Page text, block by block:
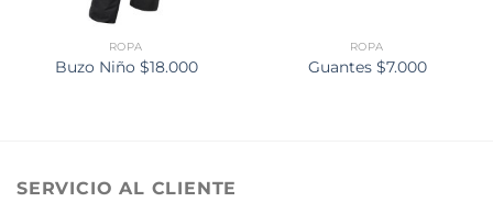
ROPA
Buzo Niño $18.000
ROPA
Guantes $7.000
SERVICIO AL CLIENTE